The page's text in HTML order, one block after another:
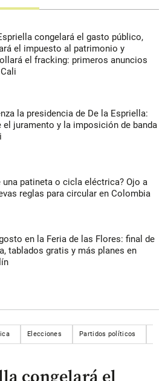
congelará el gasto público,
el impuesto al patrimonio y
el fracking: primeros anuncios
la presidencia de De la Espriella:
el juramento y la imposición de banda
una patineta o cicla eléctrica? Ojo a
reglas para circular en Colombia
en la Feria de las Flores: final de
tablados gratis y más planes en
Elecciones Partidos políticos